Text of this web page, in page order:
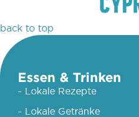
back to top
Essen & Trinken
- Lokale Rezepte
- Lokale Getränke